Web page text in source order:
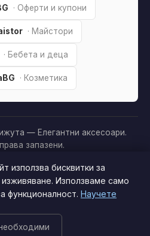
· Оферти и купони
· Майстори
· Бебета и деца
· Козметика
— Елегантни аксесоари.
запазени.
Този сайт е независим и
линкове. Когато купите
получим малка комисиона от
покупката за вас. Това
сайта безплатен.
»
бисквитки за по-добро
използва бисквитки за
Използваме само
функционалност. Научете